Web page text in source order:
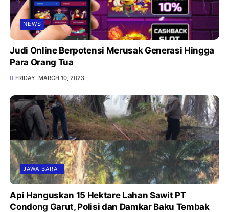
NEWS
Judi Online Berpotensi Merusak Generasi Hingga
Para Orang Tua
FRIDAY, MARCH 10, 2023
JAWA BARAT
Api Hanguskan 15 Hektare Lahan Sawit PT
Condong Garut, Polisi dan Damkar Baku Tembak